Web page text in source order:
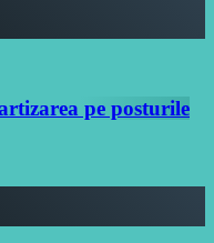
pe posturile